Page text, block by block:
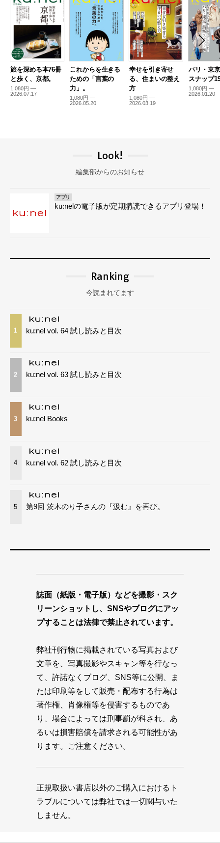
旅を深める本76冊
と歩く、京都。
1,080円 —
2026.07.17
これからを生きる
ための「言葉の
力」。
1,080円 —
2026.05.20
幸せを引き寄せ
る、住まいの整え
方
1,080円 —
2026.03.19
パリ・東
スナップ
1,080円 —
2026.01.20
Look!
編集部からのお知らせ
アプリ
ku:nelの電子版が定期購読できるアプリ登場！
Ranking
今読まれてます
1 ku:nel vol. 64 試し読みと目次
2 ku:nel vol. 63 試し読みと目次
3 ku:nel Books
4 ku:nel vol. 62 試し読みと目次
5 第9回 茨木のり子さんの『汲む』を再び。
誌面（紙版・電子版）などを撮影・スク
リーンショットし、SNSやブログにアッ
プすることは法律で禁止されています。
弊社刊行物に掲載されている写真および
文章を、写真撮影やスキャン等を行なっ
て、許諾なくブログ、SNS等に公開、ま
たは印刷等をして販売・配布する行為は
著作権、肖像権等を侵害するものであ
り、場合によっては刑事罰が科され、あ
るいは損害賠償を請求される可能性があ
ります。ご注意ください。
正規取扱い書店以外のご購入におけるト
ラブルについては弊社では一切関与いた
しません。